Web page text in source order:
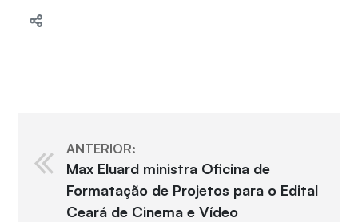
ANTERIOR:
Max Eluard ministra Oficina de
Formatação de Projetos para o Edital
Ceará de Cinema e Vídeo